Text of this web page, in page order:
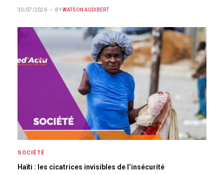
30/07/2026 BY WATSON AUDIBERT
SOCIÉTÉ
Haïti : les cicatrices invisibles de l’insécurité